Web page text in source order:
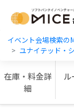
イベント会場検索の
ユナイテッド・
在庫・料金詳
細
ル